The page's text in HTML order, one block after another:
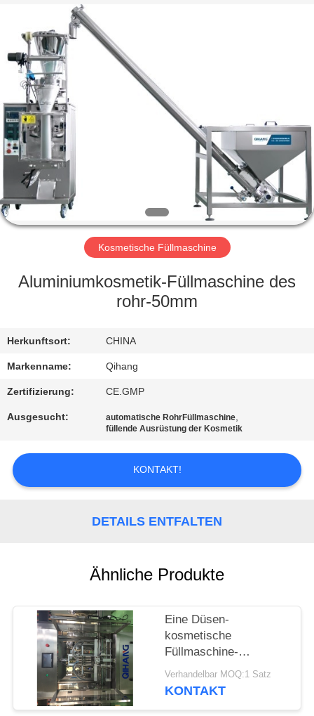
HAUS
PRODUKTE
ÜBER
UNS
FABRIK-
AUSFLUG
QUALITÄTSKONTROLLE
TRETEN
SIE
MIT
UNS
VERBINDUNG
SIE
ZITAT
SITEMAP
Rights
Reserved.
Kosmetische Füllmaschine
Aluminiumkosmetik-Füllmaschine des
rohr-50mm
Herkunftsort: CHINA
Markenname: Qihang
Zertifizierung: CE.GMP
Ausgesucht: automatische RohrFüllmaschine,
füllende Ausrüstung der Kosmetik
KONTAKT!
DETAILS ENTFALTEN
Ähnliche Produkte
Eine Düsen-
kosmetische
Füllmaschine-
Gesichtsreiniger-
Lotions-Salbe
Verhandelbar MOQ:1 Satz
KONTAKT